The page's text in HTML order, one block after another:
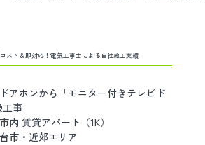
スト＆即対応！電気工事士による自社施工実績
アホンから「モニター付きテレビド
工事
内 賃貸アパート（1K）
市・近郊エリア